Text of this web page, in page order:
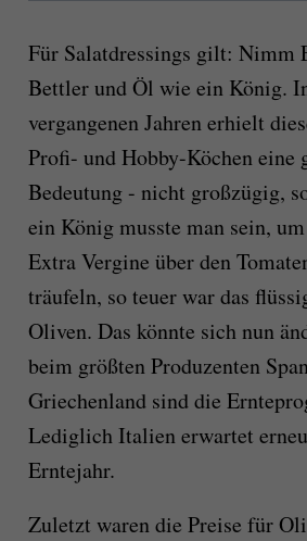
Für Salatdressings gilt: Nimm
Bettler und Öl wie ein König.
vergangenen Jahren erhielt
Profi- und Hobby-Köchen eine
Bedeutung - nicht großzügig,
ein König musste man sein,
Extra Vergine über den
träufeln, so teuer war das
Oliven. Das könnte sich nun
beim größten Produzenten
Griechenland sind die
Lediglich Italien erwartet
Erntejahr.
Zuletzt waren die Preise für